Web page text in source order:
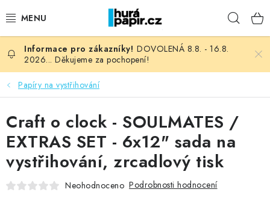
na
NOVINKY
HURÁ DÍLNA
VŠECHNO ZBOŽÍ
KNIHAŘSKÝ MATERIÁL
DOVOLENÁ 8.8. - 16.8.
2026... Děkujeme za pochopení!
Papíry na vystřihování
Craft o clock - SOULMATES /
EXTRAS SET - 6x12" sada na
vystřihování, zrcadlový tisk
Neohodnoceno Podrobnosti hodnocení